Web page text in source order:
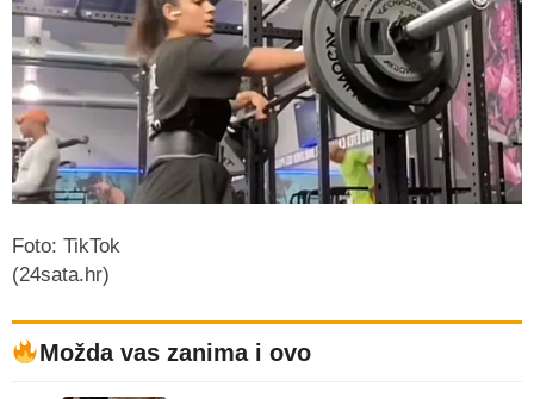
Foto: TikTok
(24sata.hr)
Možda vas zanima i ovo